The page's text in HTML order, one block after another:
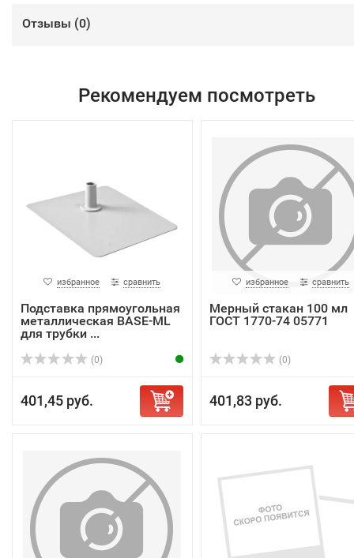
Отзывы (0)
Рекомендуем посмотреть
избранное сравнить
Подставка прямоугольная
металлическая BASE-ML
для трубки ...
(0)
401,45 руб.
избранное сравнить
Мерный стакан 100 мл
ГОСТ 1770-74 05771
(0)
401,83 руб.